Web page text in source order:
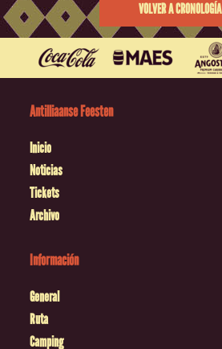
VOLVER A CRONOLOGÍA
Antilliaanse Feesten
Inicio
Noticias
Tickets
Archivo
Información
General
Ruta
Camping